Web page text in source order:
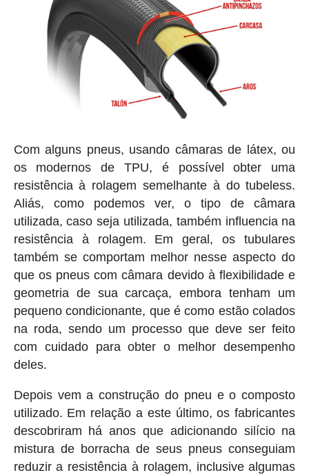
Com alguns pneus, usando câmaras de látex, ou
os modernos de TPU, é possível obter uma
resistência à rolagem semelhante à do tubeless.
Aliás, como podemos ver, o tipo de câmara
utilizada, caso seja utilizada, também influencia na
resistência à rolagem. Em geral, os tubulares
também se comportam melhor nesse aspecto do
que os pneus com câmara devido à flexibilidade e
geometria de sua carcaça, embora tenham um
pequeno condicionante, que é como estão colados
na roda, sendo um processo que deve ser feito
com cuidado para obter o melhor desempenho
deles.
Depois vem a construção do pneu e o composto
utilizado. Em relação a este último, os fabricantes
descobriram há anos que adicionando silício na
mistura de borracha de seus pneus conseguiam
reduzir a resistência à rolagem, inclusive algumas